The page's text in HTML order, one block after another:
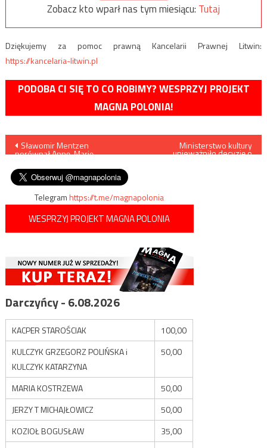
Zobacz kto wparł nas tym miesiącu: Tutaj
Dziękujemy za pomoc prawną Kancelarii Prawnej Litwin:
https://kancelaria-litwin.pl
PODOBA CI SIĘ TO CO ROBIMY? WESPRZYJ PROJEKT
MAGNA POLONIA!
Nawigacja
wpisu
Sławomir Mentzen
porównał Annę-Marię
Ministerstwo kultury
unieważniło decyzję o
Telegramhttps://t.me/magnapolonia
WESPRZYJ PROJEKT MAGNA POLONIA
Darczyńcy - 6.08.2026
KACPER STAROŚCIAK
100,00
KULCZYK GRZEGORZ POLIŃSKA i
KULCZYK KATARZYNA
50,00
MARIA KOSTRZEWA
50,00
JERZY T MICHAJŁOWICZ
50,00
KOZIOŁ BOGUSŁAW
35,00